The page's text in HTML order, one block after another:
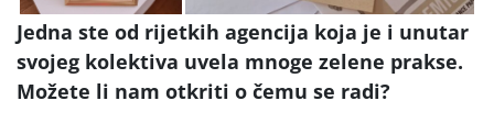
Jedna ste od rijetkih agencija koja je i unutar
svojeg kolektiva uvela mnoge zelene prakse.
Možete li nam otkriti o čemu se radi?